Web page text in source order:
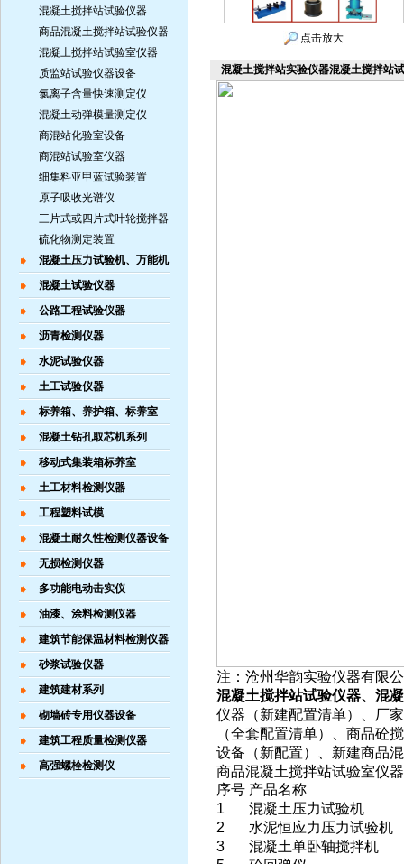
混凝土搅拌站试验仪器
商品混凝土搅拌站试验仪器
混凝土搅拌站试验室仪器
质监站试验仪器设备
氯离子含量快速测定仪
混凝土动弹模量测定仪
商混站化验室设备
商混站试验室仪器
细集料亚甲蓝试验装置
原子吸收光谱仪
三片式或四片式叶轮搅拌器
硫化物测定装置
混凝土压力试验机、万能机
混凝土试验仪器
公路工程试验仪器
沥青检测仪器
水泥试验仪器
土工试验仪器
标养箱、养护箱、标养室
混凝土钻孔取芯机系列
移动式集装箱标养室
土工材料检测仪器
工程塑料试模
混凝土耐久性检测仪器设备
无损检测仪器
多功能电动击实仪
油漆、涂料检测仪器
建筑节能保温材料检测仪器
砂浆试验仪器
建筑建材系列
砌墙砖专用仪器设备
建筑工程质量检测仪器
高强螺栓检测仪
点击放大
混凝土搅拌站实验仪器混凝土搅拌站
注：沧州华韵实验仪器有限
混凝土搅拌站试验仪器、混
仪器（新建配置清单）、 厂
（全套配置清单）、商品砼
设备（新配置）、新建商品
商品混凝土搅拌站试验室仪
序号 产品名称
1
混凝土压力试验机
2
水泥恒应力压力试验机
3
混凝土单卧轴搅拌机